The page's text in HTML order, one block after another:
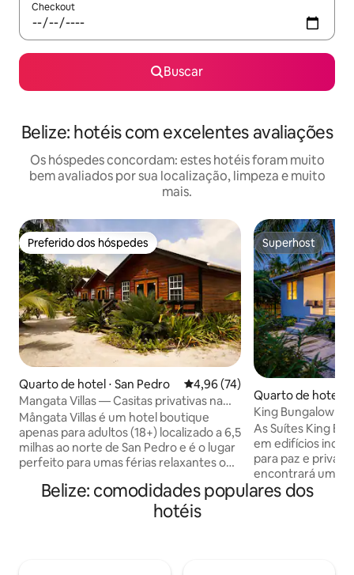
Checkout
Buscar
Belize: hotéis com excelentes avaliações
Os hóspedes concordam: estes hotéis foram muito
bem avaliados por sua localização, limpeza e muito
mais.
Preferido dos hóspedes
Preferido dos hóspedes
Quarto de hotel ⋅ San Pedro 4,96 de uma avaliação média
4,96 (74)
Mangata Villas — Casitas privativas na
selva
Mångata Villas é um hotel boutique
apenas para adultos (18+) localizado a 6,5
milhas ao norte de San Pedro e é o lugar
perfeito para umas férias relaxantes ou
beira-mar e casitas na selva têm todas as
suas comodidades modernas, incluindo
roupas de cama luxuosas, banheiros
Superhost
Superhost
Quarto de hotel ⋅
King Bungalow
vistas e
As Suítes King
em edifícios
para paz e
encontrará uma
com uma cama
Belize: comodidades populares dos
hotéis